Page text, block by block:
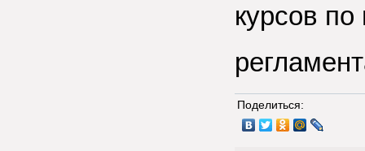
курсов
Поделиться: